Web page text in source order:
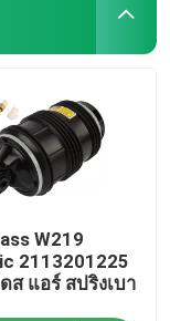
W219
2113201225
ส แอร์ สปริงเบา